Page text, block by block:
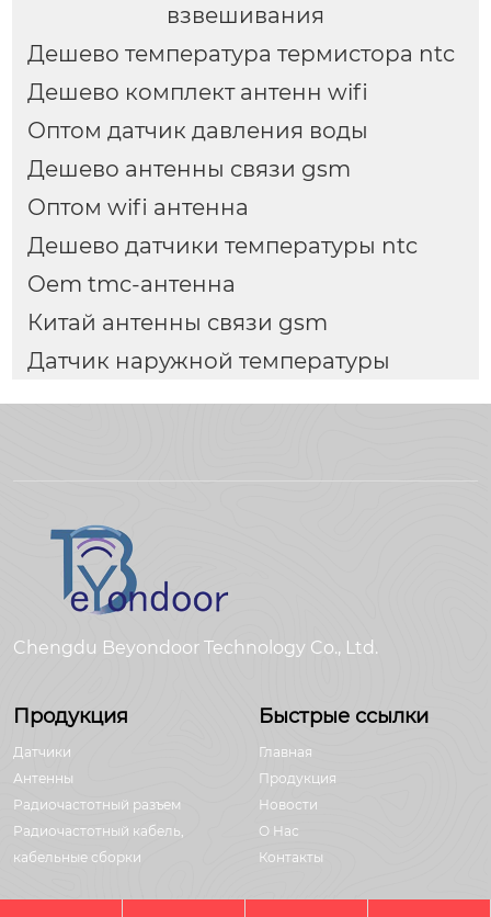
взвешивания
Дешево температура термистора ntc
Дешево комплект антенн wifi
Оптом датчик давления воды
Дешево антенны связи gsm
Оптом wifi антенна
Дешево датчики температуры ntc
Oem tmc-антенна
Китай антенны связи gsm
Датчик наружной температуры
Chengdu Beyondoor Technology Co., Ltd.
Продукция
Датчики
Антенны
Радиочастотный разъем
Радиочастотный кабель,
кабельные сборки
Быстрые ссылки
Главная
Продукция
Новости
О Hас
Контакты